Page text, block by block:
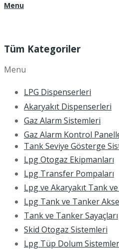
Menu
Tüm Kategoriler
Menu
LPG Dispenserleri
Akaryakıt Dispenserleri
Gaz Alarm Sistemleri
Gaz Alarm Kontrol
Tank Seviye Gösterge
Lpg Otogaz Ekipmanları
Lpg Transfer Pompaları
Lpg ve Akaryakıt Tank
Lpg Tank ve Tanker
Tank ve Tanker Sayaçları
Skid Otogaz Sistemleri
Lpg Tüp Dolum